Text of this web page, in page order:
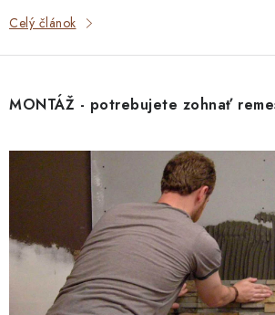
Celý článok
MONTÁŽ - potrebujete zohnať